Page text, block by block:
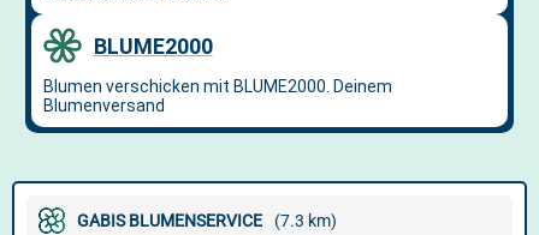
GABIS BLUMENSERVICE (7.3 km)